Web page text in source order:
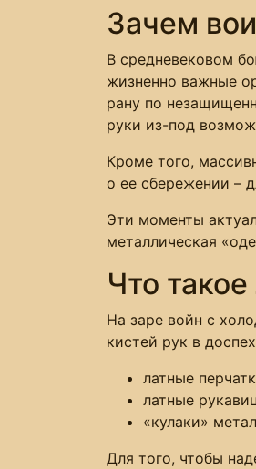
Зачем
В средневековом
жизненно важные
рану по
руки из-под
Кроме того,
о ее сбережении –
Эти моменты
металлическая
Что
На заре войн с
кистей рук в
латные
латные
«кулаки»
Для того, чтобы